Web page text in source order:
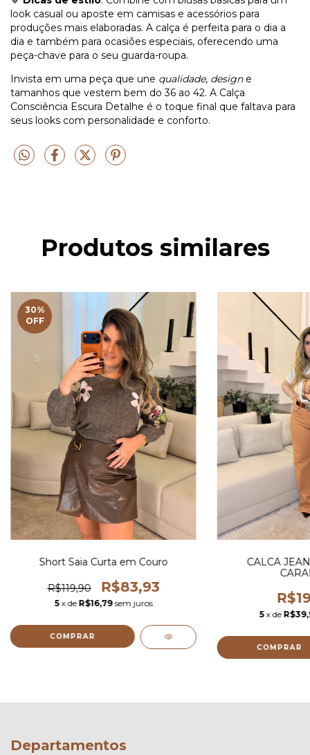
look casual ou aposte em camisas e acessórios para
produções mais elaboradas. A calça é perfeita para o dia a
dia e também para ocasiões especiais, oferecendo uma
peça-chave para o seu guarda-roupa.
Invista em uma peça que une qualidade, designe
tamanhos que vestem bem do 36 ao 42. A Calça
Consciência Escura Detalhe é o toque final que faltava para
seus looks com personalidade e conforto.
Produtos similares
30%
OFF
Short Saia Curta em Couro
R$119,90 R$83,93
5 x de R$16,79 sem juros
COMPRAR
CALCA
5 x de
COMPRAR
Departamentos